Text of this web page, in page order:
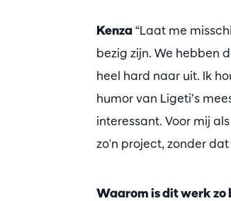
Kenza“Laat me
bezig zijn. We hebben
heel hard naar uit. Ik
humor van Ligeti’s
interessant. Voor mij
zo'n project, zonder
Waarom is dit werk zo